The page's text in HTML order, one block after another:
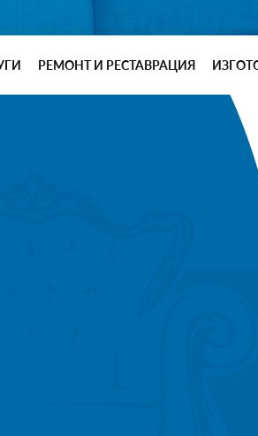
РЕМОНТ И РЕСТАВРАЦИЯ